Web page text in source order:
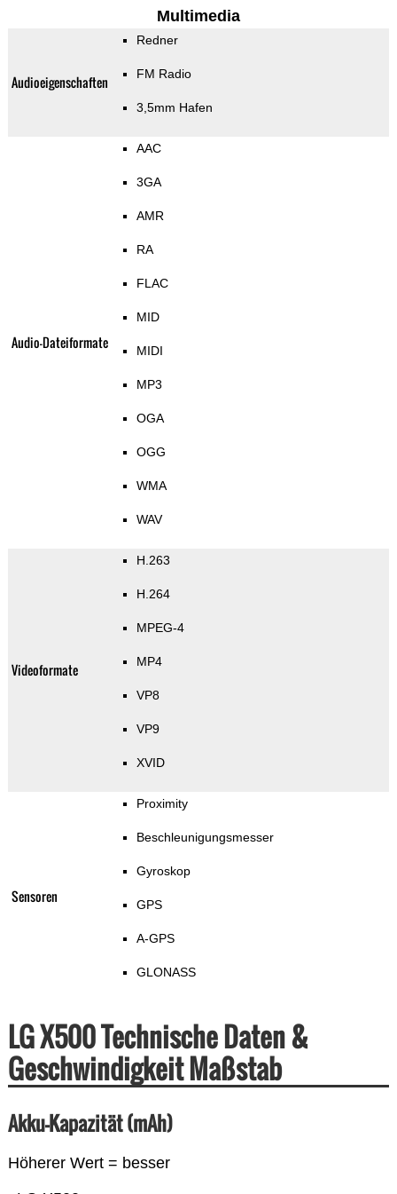
Multimedia
Audioeigenschaften
Redner
FM Radio
3,5mm Hafen
Audio-Dateiformate
AAC
3GA
AMR
RA
FLAC
MID
MIDI
MP3
OGA
OGG
WMA
WAV
Videoformate
H.263
H.264
MPEG-4
MP4
VP8
VP9
XVID
Sensoren
Proximity
Beschleunigungsmesser
Gyroskop
GPS
A-GPS
GLONASS
LG X500 Technische Daten &
Geschwindigkeit Maßstab
Akku-Kapazität (mAh)
Höherer Wert = besser